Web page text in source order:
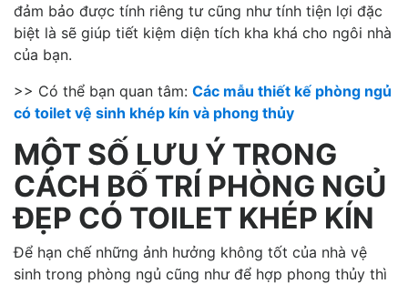
đảm bảo được tính riêng tư cũng như tính tiện lợi đặc
biệt là sẽ giúp tiết kiệm diện tích kha khá cho ngôi nhà
của bạn.
>> Có thể bạn quan tâm: Các mẫu thiết kế phòng ngủ
có toilet vệ sinh khép kín và phong thủy
MỘT SỐ LƯU Ý TRONG
CÁCH BỐ TRÍ PHÒNG NGỦ
ĐẸP CÓ TOILET KHÉP KÍN
Để hạn chế những ảnh hưởng không tốt của nhà vệ
sinh trong phòng ngủ cũng như để hợp phong thủy thì